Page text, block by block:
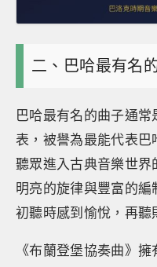
二、巴哈最有名
巴哈最有名的曲子通
表，被譽為最能代表
聽眾進入古典音樂世
明亮的旋律與豐富的
初聽時感到愉悅，再聽
《布蘭登堡協奏曲》